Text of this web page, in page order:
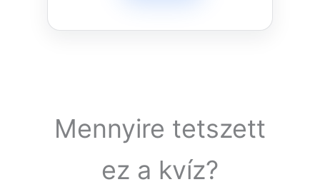
Mennyire tetszett
ez a kvíz?